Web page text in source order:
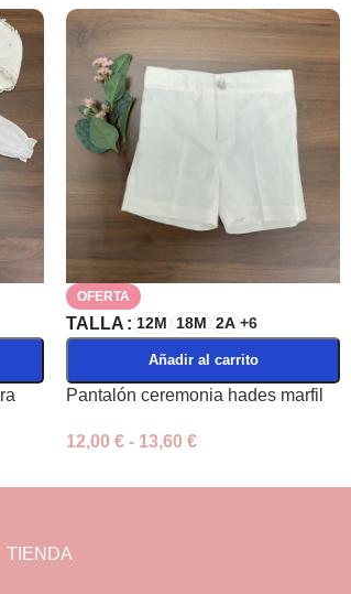
OFERTA
TALLA 12M 18M 2A +6
Añadir al carrito
Pantalón ceremonia hades marfil
12,00€ - 13,60€
TIENDA